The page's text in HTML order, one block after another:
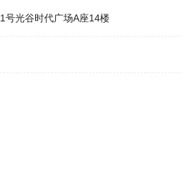
号光谷时代广场A座14楼
？